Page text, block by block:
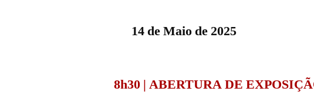
14 de Maio de 2025
8h30 | ABERTURA DE